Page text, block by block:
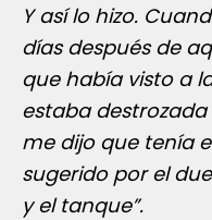
Y así lo hizo.
días después de
que había visto a
estaba
me dijo que tenía
sugerido por el
y el tanque”.